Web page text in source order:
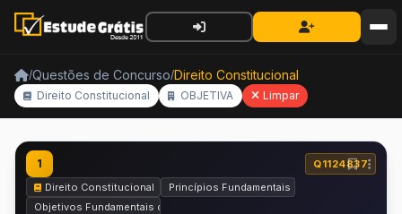
/Questões de Concurso/Direito Constitucional
Direito Constitucional OBJETIVA Limpar
1
Q1124837
Direito Constitucional
Princípios Fundamentais da República
Objetivos Fundamentais da República